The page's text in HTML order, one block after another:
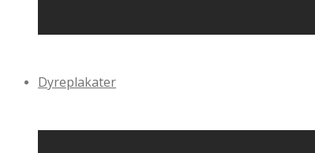
Dyreplakater